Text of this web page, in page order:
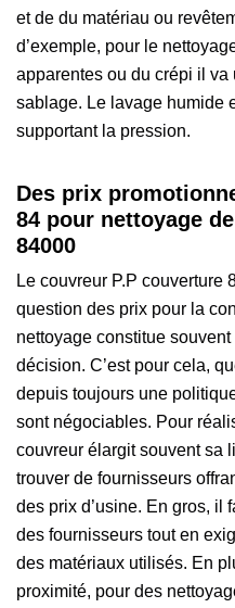
et de du matériau ou
d’exemple, pour le
apparentes ou du crépi il
sablage. Le lavage humide
supportant la pression.
Des prix
84 pour nettoyage
84000
Le couvreur P.P couverture
question des prix pour la
nettoyage constitue
décision. C’est pour cela,
depuis toujours une
sont négociables. Pour
couvreur élargit souvent sa
trouver de fournisseurs
des prix d’usine. En gros, il
des fournisseurs tout en
des matériaux utilisés. En
proximité, pour des